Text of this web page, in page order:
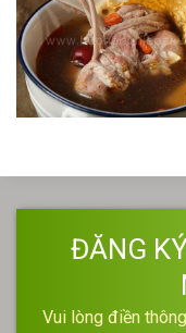
ĐĂNG
Vui lòng điền